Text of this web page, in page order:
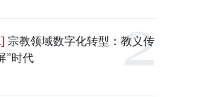
宗教领域数字化转型：教义传
”时代